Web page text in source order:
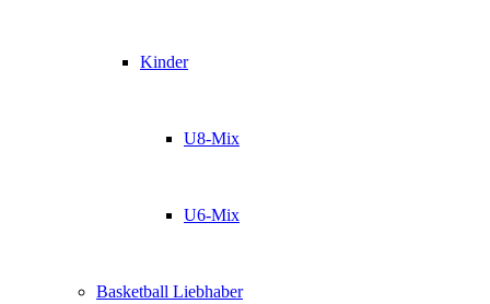
Kinder
U8-Mix
U6-Mix
Basketball Liebhaber